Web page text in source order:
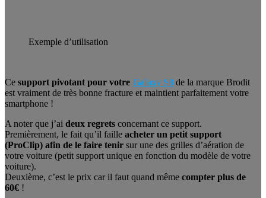
Exemple d’utilisation
Ce support pivotant pour votre Galaxy S8 de la marque Brodit
est vraiment de très bonne fracture et maintient parfaitement votre
smartphone !
A noter que j’ai deux regrets concernant ce support.
Premièrement, le fait qu’il faille acheter un petit support
(ProClip) afin de le faire tenir sur une des grilles d’aération de
votre voiture (petit support unique en fonction du modèle de votre
voiture).
Deuxième, c’est le prix car il faut quand même compter plus de
60€ !